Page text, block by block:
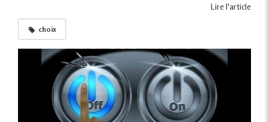
Lire l'article
choix